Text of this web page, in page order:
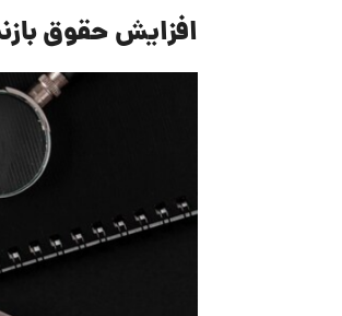
افزایش حقوق